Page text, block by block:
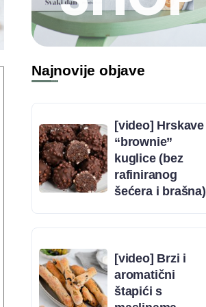
Najnovije objave
[video] Hrskave
“brownie”
kuglice (bez
rafiniranog
šećera i brašna)
[video] Brzi i
aromatični
štapići s